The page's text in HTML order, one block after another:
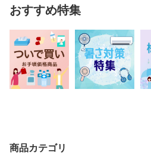
おすすめ特集
商品カテゴリ